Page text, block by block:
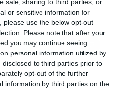
sale, sharing to third parties, or
or sensitive information for
please use the below opt-out
Please note that after your
you may continue seeing
personal information utilized by
to third parties prior to
opt-out of the further
information by third parties on the
Cospedal